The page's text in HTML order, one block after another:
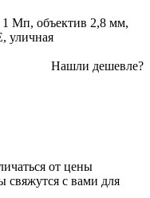
1 Мп, объектив 2,8 мм,
уличная
Нашли дешевле?
от цены
свяжутся с вами для